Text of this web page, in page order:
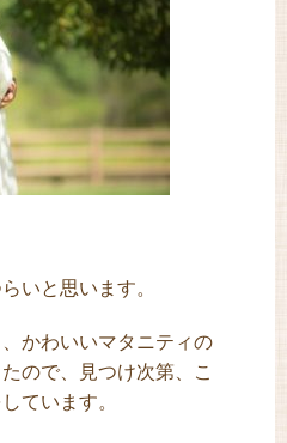
いと思います。
かわいいマタニティの
ので、見つけ次第、こ
ています。